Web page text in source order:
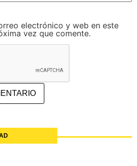
electrónico y web en este
vez que comente.